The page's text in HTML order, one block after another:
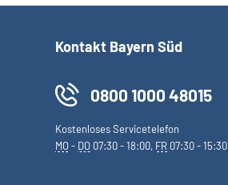
Kontakt Bayern Süd
0800 1000 48015
Kostenloses Servicetelefon
MO- DO 07:30 - 18:00, FR 07:30 - 15:30